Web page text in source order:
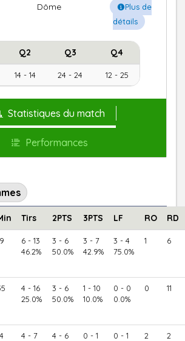
Dôme
Plus de
détails
Q2 Q3 Q4
14 - 14 24 - 24 12 - 25
Statistiques du match
Performances
Tirs 2PTS 3PTS LF RO RD
6 - 13
46.2%
3 - 6
50.0%
3 - 7
42.9%
3 - 4
75.0%
1 6
4 - 16
25.0%
3 - 6
50.0%
1 - 10
10.0%
0 - 0
0.0%
0 11
4 - 7
4 - 6
0 - 1
0 - 1
2 2